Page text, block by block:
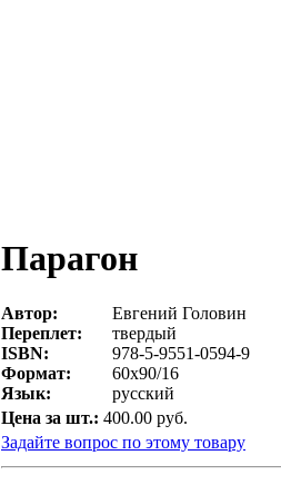
Парагон
Автор:
Евгений Головин
Переплет:
твердый
ISBN:
978-5-9551-0594-9
Формат:
60х90/16
Язык:
русский
Цена за шт.: 400.00 руб.
Задайте вопрос по этому товару